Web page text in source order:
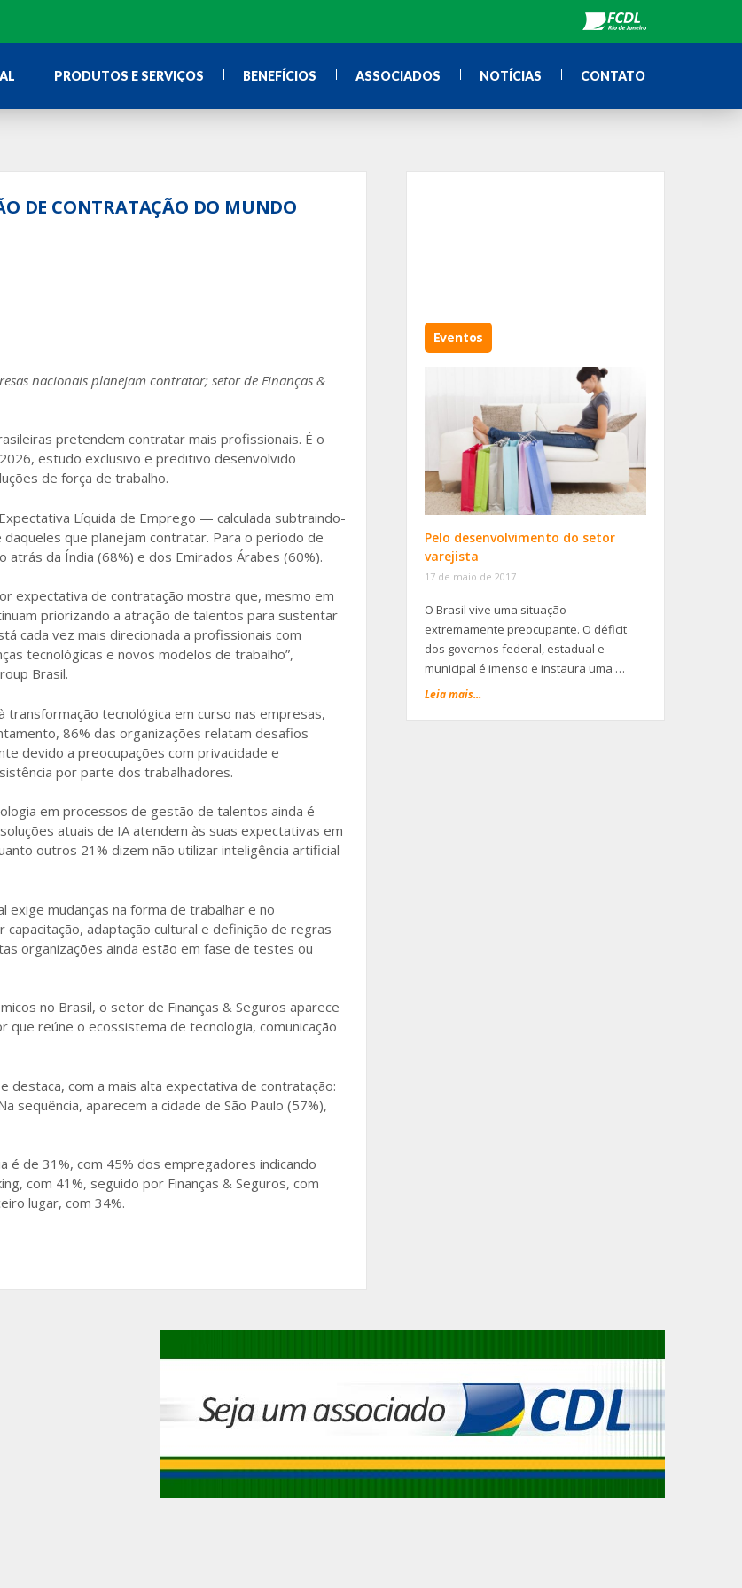
PRODUTOS E SERVIÇOS BENEFÍCIOS ASSOCIADOS NOTÍCIAS CONTATO
DE CONTRATAÇÃO DO MUNDO
nacionais planejam contratar; setor de Finanças &
pretendem contratar mais profissionais. É o
estudo exclusivo e preditivo desenvolvido
de força de trabalho.
Líquida de Emprego — calculada subtraindo-
que planejam contratar. Para o período de
da Índia (68%) e dos Emirados Árabes (60%).
expectativa de contratação mostra que, mesmo em
priorizando a atração de talentos para sustentar
cada vez mais direcionada a profissionais com
tecnológicas e novos modelos de trabalho”,
Brasil.
tecnológica em curso nas empresas,
86% das organizações relatam desafios
devido a preocupações com privacidade e
por parte dos trabalhadores.
em processos de gestão de talentos ainda é
atuais de IA atendem às suas expectativas em
outros 21% dizem não utilizar inteligência artificial
exige mudanças na forma de trabalhar e no
adaptação cultural e definição de regras
organizações ainda estão em fase de testes ou
no Brasil, o setor de Finanças & Seguros aparece
reúne o ecossistema de tecnologia, comunicação
destaca, com a mais alta expectativa de contratação:
sequência, aparecem a cidade de São Paulo (57%),
é de 31%, com 45% dos empregadores indicando
com 41%, seguido por Finanças & Seguros, com
lugar, com 34%.
Eventos
Pelo desenvolvimento do setor
varejista
17 de maio de 2017
O Brasil vive uma situação
extremamente preocupante. O déficit
dos governos federal, estadual e
municipal é imenso e instaura uma …
Leia mais...